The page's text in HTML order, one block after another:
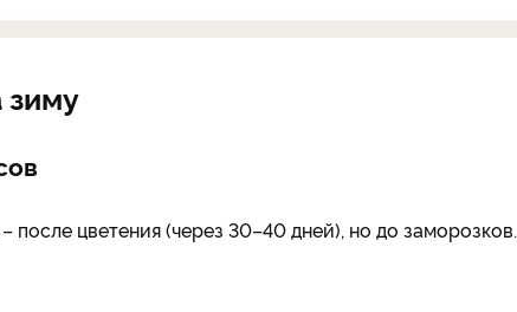
зиму
цветения (через 30–40 дней), но до заморозков.